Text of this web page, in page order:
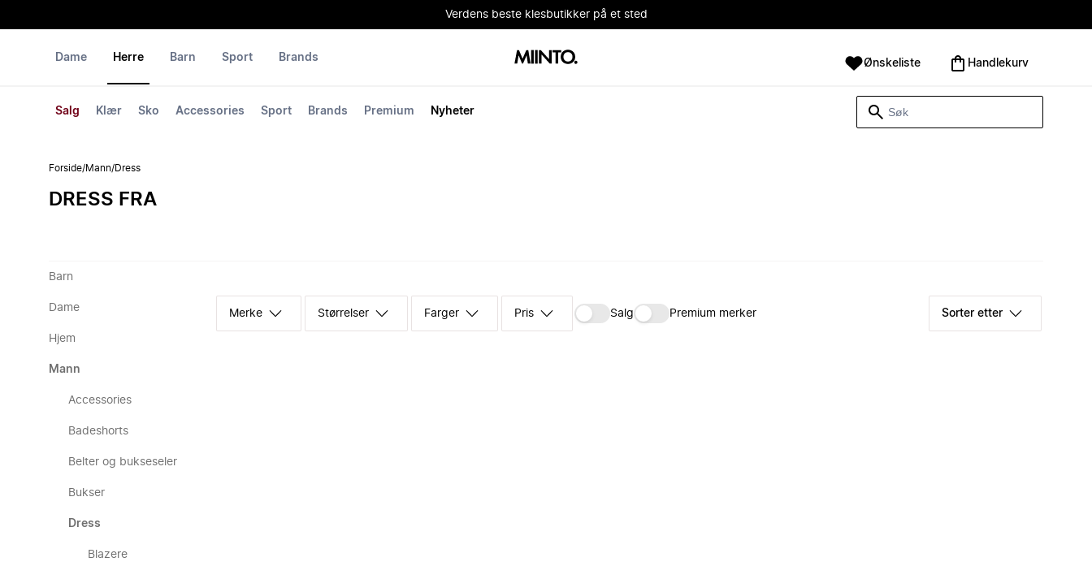
Verdens beste klesbutikker på et sted
Dame Herre
Salg Klær Sko Accessories Sport Brands Premium Nyheter
Barn Sport Brands Ønskeliste Handlekurv
Forside/Mann/Dress
DRESS FRA
Barn
Dame
Hjem
Mann
Accessories
Badeshorts
Belter og bukseseler
Bukser
Dress
Blazere
Merke Størrelser Farger Pris Salg Premium merker Sorter etter